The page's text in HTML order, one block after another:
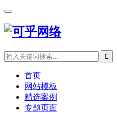
首页
网站模板
精选案例
专题页面